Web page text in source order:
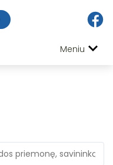
Meniu